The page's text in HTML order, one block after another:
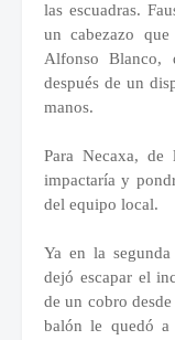
las escuadras.
un cabezazo
Alfonso Blanco,
después de un
manos.
Para Necaxa, de
impactaría y
del equipo local.
Ya en la
dejó escapar el
de un cobro
balón le quedó a